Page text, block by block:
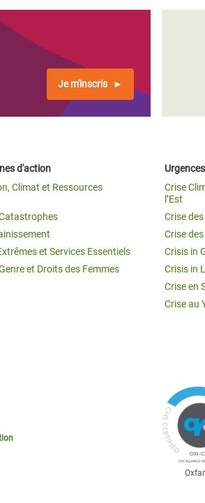
Réfugié·es au
du Sud
Je m'inscris
d'action
Climat et Ressources
et Services Essentiels
et Droits des Femmes
Crise
l’Est
Crise
Crise
Crisis in
Crisis in
Crise en
Crise au